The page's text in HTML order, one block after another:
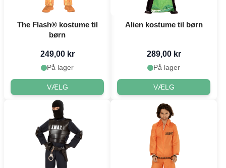
The Flash® kostume til
børn
249,00 kr
På lager
VÆLG
Alien kostume til børn
289,00 kr
På lager
VÆLG